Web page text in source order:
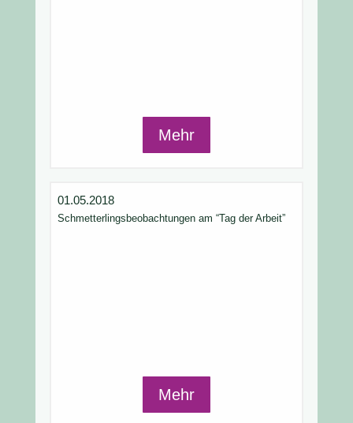
Mehr
01.05.2018
Schmetterlingsbeobachtungen am “Tag der Arbeit”
Mehr